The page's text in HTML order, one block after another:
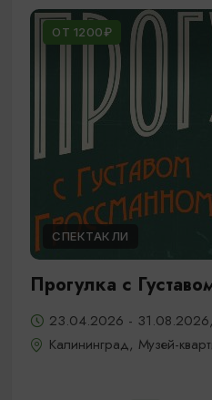
ОТ 1200₽
СПЕКТАКЛИ
Прогулка с
23.04.2026 -
Калининград, Музей-